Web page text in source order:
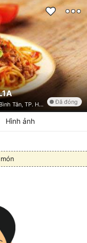
Chung Cư An Gia - The Star, 1123 QL1A, P. Tân Tạo, Bình Tân, TP. HCM Đã đóng
Hình ảnh